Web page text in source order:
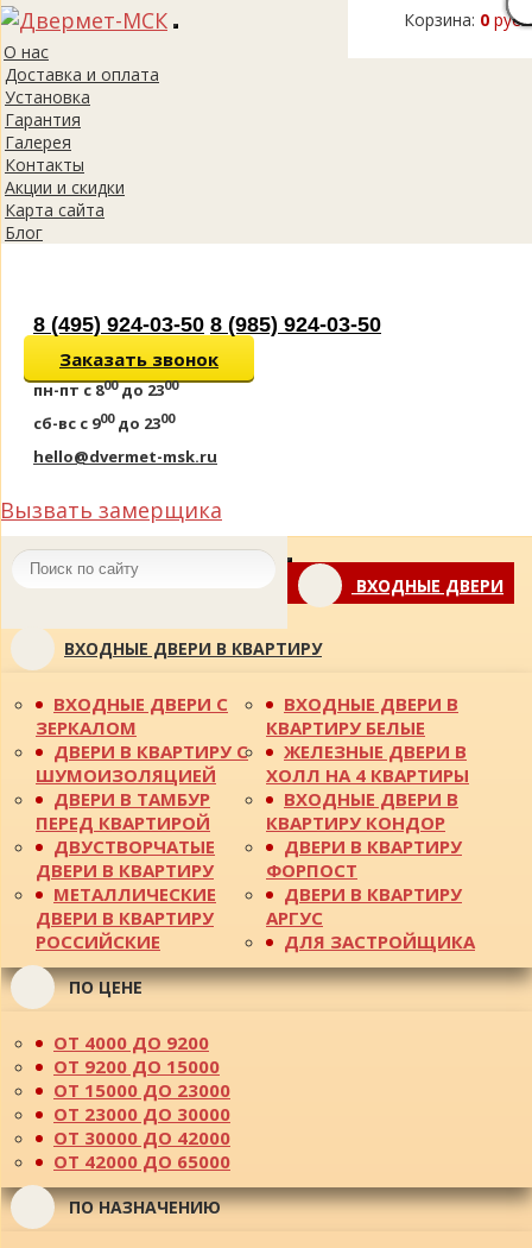
Корзина: 0 руб.
Toggle
О нас
Доставка и оплата
Установка
Гарантия
Галерея
Контакты
Акции и скидки
Карта сайта
Блог
8 (495) 924-03-50 8 (985) 924-03-50
Заказать звонок
пн-пт с 800до 2300
сб-вс с 900до 2300
hello@dvermet-msk.ru
Вызвать замерщика
Toggle
navigationВХОДНЫЕ ДВЕРИ
ВХОДНЫЕ ДВЕРИ В КВАРТИРУ
ВХОДНЫЕ ДВЕРИ С
ЗЕРКАЛОМ
ДВЕРИ В КВАРТИРУ С
ШУМОИЗОЛЯЦИЕЙ
ДВЕРИ В ТАМБУР
ПЕРЕД КВАРТИРОЙ
ДВУСТВОРЧАТЫЕ
ДВЕРИ В КВАРТИРУ
МЕТАЛЛИЧЕСКИЕ
ДВЕРИ В КВАРТИРУ
РОССИЙСКИЕ
ВХОДНЫЕ ДВЕРИ В
КВАРТИРУ БЕЛЫЕ
ЖЕЛЕЗНЫЕ ДВЕРИ В
ХОЛЛ НА 4 КВАРТИРЫ
ВХОДНЫЕ ДВЕРИ В
КВАРТИРУ КОНДОР
ДВЕРИ В КВАРТИРУ
ФОРПОСТ
ДВЕРИ В КВАРТИРУ
АРГУС
ДЛЯ ЗАСТРОЙЩИКА
ПО ЦЕНЕ
ОТ 4000 ДО 9200
ОТ 9200 ДО 15000
ОТ 15000 ДО 23000
ОТ 23000 ДО 30000
ОТ 30000 ДО 42000
ОТ 42000 ДО 65000
ПО НАЗНАЧЕНИЮ